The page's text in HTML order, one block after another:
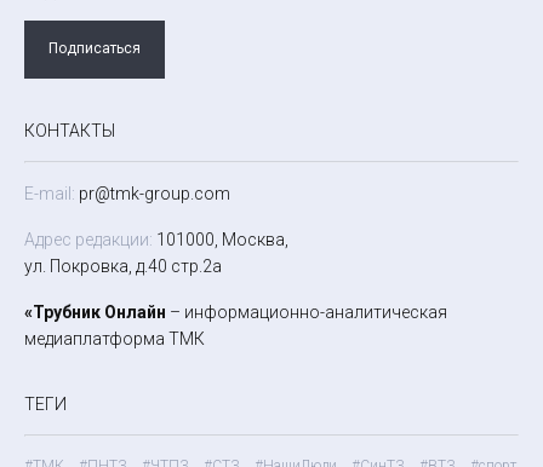
Подписаться
КОНТАКТЫ
E-mail: pr@tmk-group.com
Адрес редакции: 101000, Москва,
ул. Покровка, д.40 стр.2а
«Трубник Онлайн – информационно-аналитическая
медиаплатформа ТМК
ТЕГИ